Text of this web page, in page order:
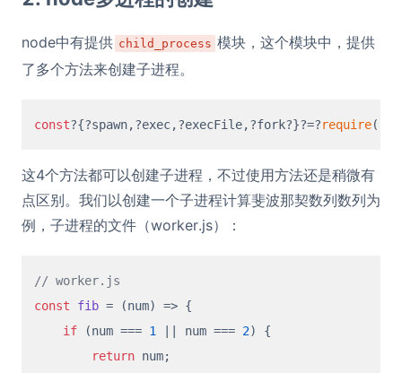
node中有提供 child_process 模块，这个模块中，提供
了多个方法来创建子进程。
const?{?spawn,?exec,?execFile,?fork?}?=?require(
这4个方法都可以创建子进程，不过使用方法还是稍微有
点区别。我们以创建一个子进程计算斐波那契数列数列为
例，子进程的文件（worker.js）：
// worker.js
const
fib = (num) => {
if (num === 1 || num === 2) {
return num;